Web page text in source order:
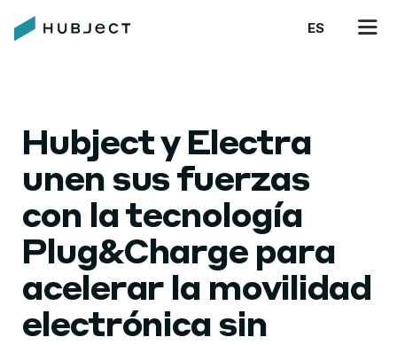
ES
Hubject y Electra
unen sus fuerzas
con la tecnología
Plug&Charge para
acelerar la movilidad
electrónica sin